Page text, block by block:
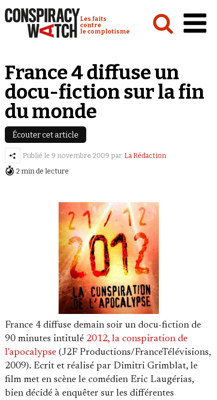
Conspiracy Watch :
Les faits
contre
le complotisme
Analyses
Conspipédia
Vidéos
Émissions
Revues de presse
Demander à Vera
Se connecter
France 4 diffuse un
docu-fiction sur la fin
du monde
Écouter cet article
Publié le 9 novembre 2009 par La Rédaction
2 min de lecture
France 4 diffuse demain soir un docu-fiction de
90 minutes intitulé 2012, la conspiration de
l'apocalypse (J2F Productions/FranceTélévisions,
2009). Ecrit et réalisé par Dimitri Grimblat, le
film met en scène le comédien Eric Laugérias,
bien décidé à enquêter sur les différentes